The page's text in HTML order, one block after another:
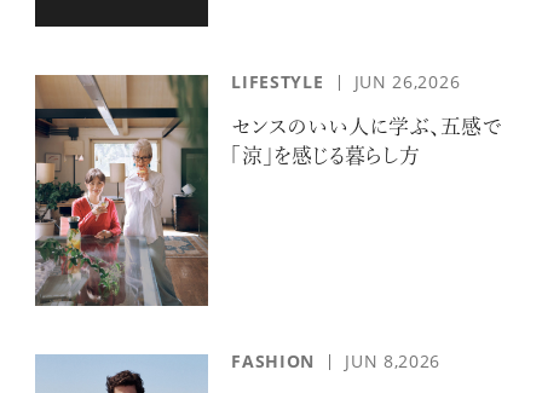
LIFESTYLE JUN 26,2026
センスのいい人に学ぶ、五感で
「涼」を感じる暮らし方
FASHION JUN 8,2026